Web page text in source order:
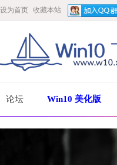
设为首页 收藏本站
论坛 Win10 美化版